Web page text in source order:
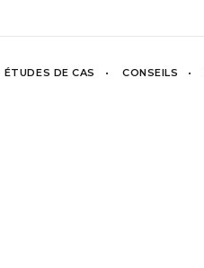
ÉTUDES DE CAS CONSEILS